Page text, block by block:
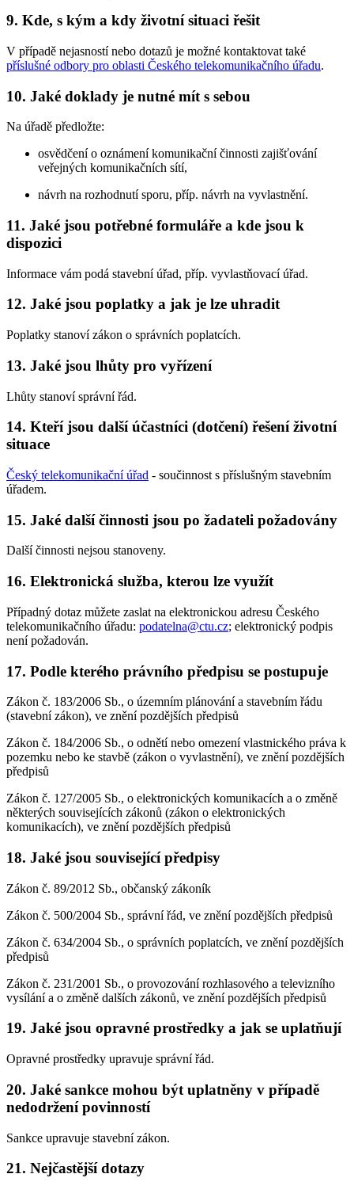
9. Kde, s kým a kdy životní situaci řešit
V případě nejasností nebo dotazů je možné kontaktovat také
příslušné odbory pro oblasti Českého telekomunikačního úřadu.
10. Jaké doklady je nutné mít s sebou
Na úřadě předložte:
osvědčení o oznámení komunikační činnosti zajišťování
veřejných komunikačních sítí,
návrh na rozhodnutí sporu, příp. návrh na vyvlastnění.
11. Jaké jsou potřebné formuláře a kde jsou k
dispozici
Informace vám podá stavební úřad, příp. vyvlastňovací úřad.
12. Jaké jsou poplatky a jak je lze uhradit
Poplatky stanoví zákon o správních poplatcích.
13. Jaké jsou lhůty pro vyřízení
Lhůty stanoví správní řád.
14. Kteří jsou další účastníci (dotčení) řešení životní
situace
Český telekomunikační úřad - součinnost s příslušným stavebním
úřadem.
15. Jaké další činnosti jsou po žadateli požadovány
Další činnosti nejsou stanoveny.
16. Elektronická služba, kterou lze využít
Případný dotaz můžete zaslat na elektronickou adresu Českého
telekomunikačního úřadu: podatelna@ctu.cz; elektronický podpis
není požadován.
17. Podle kterého právního předpisu se postupuje
Zákon č. 183/2006 Sb., o územním plánování a stavebním řádu
(stavební zákon), ve znění pozdějších předpisů
Zákon č. 184/2006 Sb., o odnětí nebo omezení vlastnického práva k
pozemku nebo ke stavbě (zákon o vyvlastnění), ve znění pozdějších
předpisů
Zákon č. 127/2005 Sb., o elektronických komunikacích a o změně
některých souvisejících zákonů (zákon o elektronických
komunikacích), ve znění pozdějších předpisů
18. Jaké jsou související předpisy
Zákon č. 89/2012 Sb., občanský zákoník
Zákon č. 500/2004 Sb., správní řád, ve znění pozdějších předpisů
Zákon č. 634/2004 Sb., o správních poplatcích, ve znění pozdějších
předpisů
Zákon č. 231/2001 Sb., o provozování rozhlasového a televizního
vysílání a o změně dalších zákonů, ve znění pozdějších předpisů
19. Jaké jsou opravné prostředky a jak se uplatňují
Opravné prostředky upravuje správní řád.
20. Jaké sankce mohou být uplatněny v případě
nedodržení povinností
Sankce upravuje stavební zákon.
21. Nejčastější dotazy